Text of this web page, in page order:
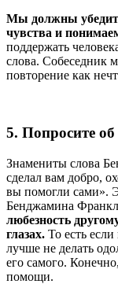
Мы должны
чувства и
поддержать
слова. Собеседник
повторение как
5. Попросите
Знамениты слова
сделал вам добро,
вы помогли сами».
Бенджамина
любезность
глазах. То есть
лучше не делать
его самого.
помощи.